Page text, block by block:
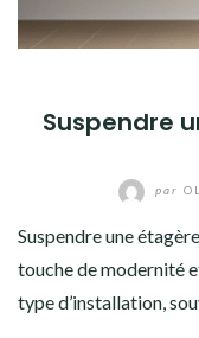
Suspendre
par
Suspendre une
touche de modernité
type d’installation,